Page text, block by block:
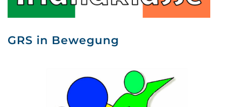
GRS in Bewegung